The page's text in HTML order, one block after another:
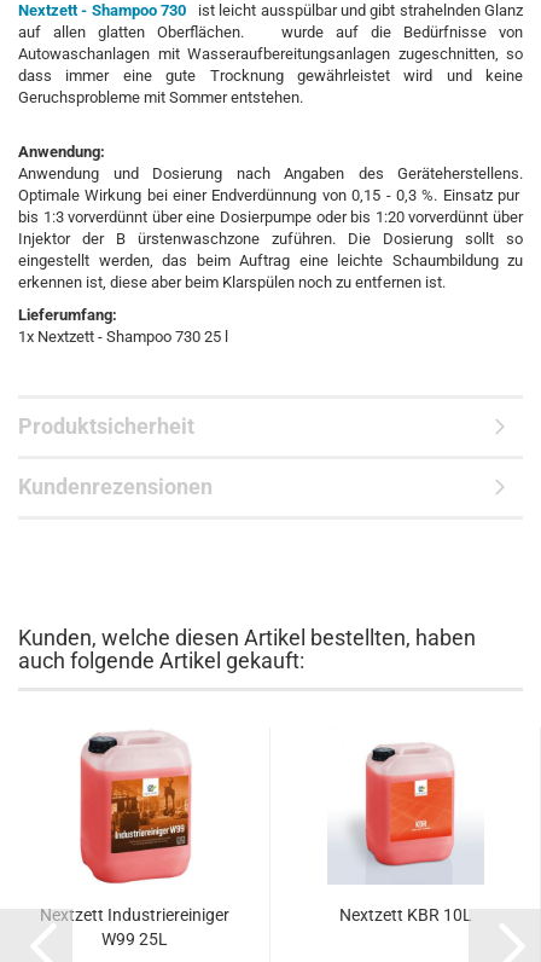
Nextzett - Shampoo 730 ist leicht ausspülbar und gibt strahelnden Glanz
auf allen glatten Oberflächen. wurde auf die Bedürfnisse von
Autowaschanlagen mit Wasseraufbereitungsanlagen zugeschnitten, so
dass immer eine gute Trocknung gewährleistet wird und keine
Geruchsprobleme mit Sommer entstehen.
Anwendung:
Anwendung und Dosierung nach Angaben des Geräteherstellens.
Optimale Wirkung bei einer Endverdünnung von 0,15 - 0,3 %. Einsatz pur
bis 1:3 vorverdünnt über eine Dosierpumpe oder bis 1:20 vorverdünnt über
Injektor der B ürstenwaschzone zuführen. Die Dosierung sollt so
eingestellt werden, das beim Auftrag eine leichte Schaumbildung zu
erkennen ist, diese aber beim Klarspülen noch zu entfernen ist.
Lieferumfang:
1x Nextzett - Shampoo 730 25 l
Produktsicherheit
Kundenrezensionen
Kunden, welche diesen Artikel bestellten, haben
auch folgende Artikel gekauft:
Nextzett Industriereiniger
W99 25L
Nextzett KBR 10L